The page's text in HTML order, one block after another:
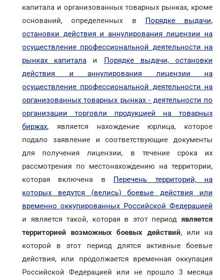
капитала и организованных товарных рынках, кроме
оснований, определенных в Порядке выдачи,
остановки действия и аннулирования лицензии на
осуществление профессиональной деятельности на
рынках капитала и Порядке выдачи, остановки
действия и аннулирования лицензии на
осуществление профессиональной деятельности на
организованных товарных рынках - деятельности по
организации торговли продукцией на товарных
биржах, является нахождение юрлица, которое
подало заявление и соответствующие документы
для получения лицензии, в течение срока их
рассмотрения по местонахождению на территории,
которая включена в Перечень территорий, на
которых ведутся (велись) боевые действия или
временно оккупированных Российской Федерацией
и является такой, которая в этот период является
территорией возможных боевых действий, или на
которой в этот период длятся активные боевые
действия, или продолжается временная оккупация
Российской Федерацией или не прошло 3 месяца